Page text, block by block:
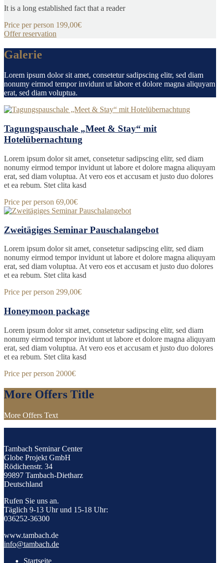
It is a long established fact that a reader
Price per person 199,00€
Offer reservation
Galerie
Lorem ipsum dolor sit amet, consetetur sadipscing elitr, sed diam
nonumy eirmod tempor invidunt ut labore et dolore magna aliquyam
erat, sed diam voluptua.
Tagungspauschale „Meet & Stay“ mit
Hotelübernachtung
Lorem ipsum dolor sit amet, consetetur sadipscing elitr, sed diam
nonumy eirmod tempor invidunt ut labore et dolore magna aliquyam
erat, sed diam voluptua. At vero eos et accusam et justo duo dolores
et ea rebum. Stet clita kasd
Price per person 69,00€
Zweitägiges Seminar Pauschalangebot
Lorem ipsum dolor sit amet, consetetur sadipscing elitr, sed diam
nonumy eirmod tempor invidunt ut labore et dolore magna aliquyam
erat, sed diam voluptua. At vero eos et accusam et justo duo dolores
et ea rebum. Stet clita kasd
Price per person 299,00€
Honeymoon package
Lorem ipsum dolor sit amet, consetetur sadipscing elitr, sed diam
nonumy eirmod tempor invidunt ut labore et dolore magna aliquyam
erat, sed diam voluptua. At vero eos et accusam et justo duo dolores
et ea rebum. Stet clita kasd
Price per person 2000€
More Offers Title
More Offers Text
Tambach Seminar Center
Globe Projekt GmbH
Rödichenstr. 34
99897 Tambach-Dietharz
Deutschland
Rufen Sie uns an.
Täglich 9-13 Uhr und 15-18 Uhr:
036252-36300
www.tambach.de
info@tambach.de
Startseite